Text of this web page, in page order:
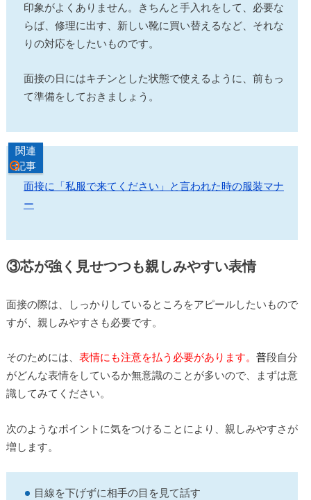
印象がよくありません。きちんと手入れをして、必要な
らば、修理に出す、新しい靴に買い替えるなど、それな
りの対応をしたいものです。
面接の日にはキチンとした状態で使えるように、前もっ
て準備をしておきましょう。
関連
記事
面接に「私服で来てください」と言われた時の服装マナ
ー
③芯が強く見せつつも親しみやすい表情
面接の際は、しっかりしているところをアピールしたいもので
すが、親しみやすさも必要です。
そのためには、 表情にも注意を払う必要があります。 普段自分
がどんな表情をしているか無意識のことが多いので、まずは意
識してみてください。
次のようなポイントに気をつけることにより、親しみやすさが
増します。
目線を下げずに相手の目を見て話す